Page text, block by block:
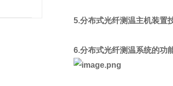
5.分布式光纤测温主机装置
6.分布式光纤测温系统的功